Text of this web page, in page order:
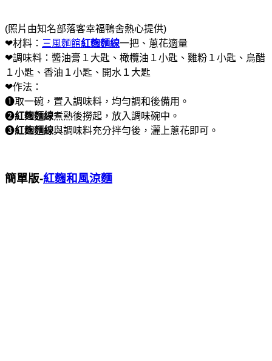
(照片由知名部落客幸福鴨舍熱心提供)
❤材料： 三風麵館紅麴麵線一把、蔥花適量
❤調味料：醬油膏１大匙、橄欖油１小匙、雞粉１小匙、烏醋
１小匙、香油１小匙、開水１大匙
❤作法：
❶取一碗，置入調味料，均勻調和後備用。
❷紅麴麵線煮熟後撈起，放入調味碗中。
❸紅麴麵線與調味料充分拌勻後，灑上蔥花即可。
簡單版-紅麴和風涼麵